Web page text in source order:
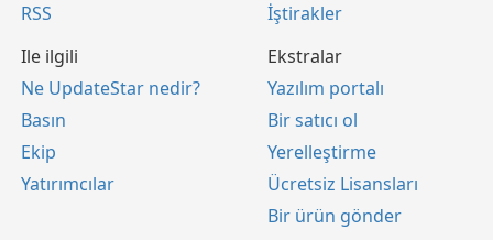
RSS
İştirakler
Ile ilgili
Ne UpdateStar nedir?
Basın
Ekip
Yatırımcılar
Ekstralar
Yazılım portalı
Bir satıcı ol
Yerelleştirme
Ücretsiz Lisansları
Bir ürün gönder